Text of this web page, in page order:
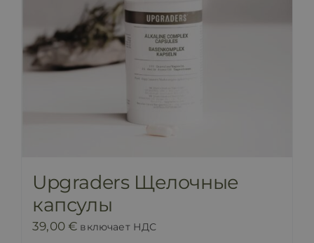
Upgraders Щелочные
капсулы
39,00€ включает НДС